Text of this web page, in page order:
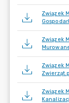
Związek
Związek
Związek
Związek